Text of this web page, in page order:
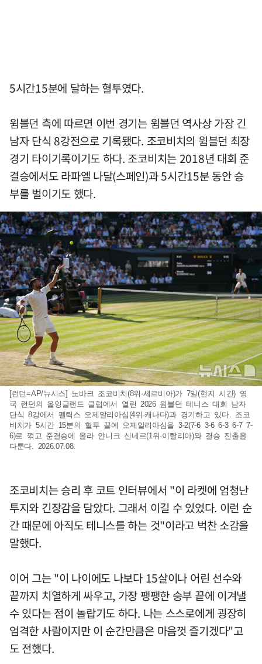
5시간15분에 달하는 혈투였다.
윔블던 측에 따르면 이번 경기는 윔블던 역사상 가장 긴
남자 단식 8강전으로 기록됐다. 조코비치의 윔블던 최장
경기 타이기록이기도 하다. 조코비치는 2018년 대회 준
결승에서도 라파엘 나달(스페인)과 5시간15분 동안 승
부를 벌이기도 했다.
[런던=AP/뉴시스] 노바크 조코비치(8위·세르비아)가 7일(현지 시간) 영
국 런던의 올잉글랜드 클럽에서 열린 2026 윔블던 테니스 대회 남자
단식 8강에서 펠릭스 오제알리아심(4위·캐나다)과 경기하고 있다. 조코
비치가 5시간 15분의 혈투 끝에 오제알리아심을 3-2(7-6 3-6 6-3 6-7 7-
6)로 꺾고 준결승에 올라 얀니크 신네르(1위·이탈리아)와 결승 진출을
다툰다. 2026.07.08.
조코비치는 승리 후 코트 인터뷰에서 "이 라켓에 엄청난
투지와 긴장감을 담았다. 그래서 이길 수 있었다. 이런 순
간 때문에 아직도 테니스를 하는 것"이라고 벅찬 소감을
말했다.
이어 그는 "이 나이에도 나보다 15살이나 어린 선수와
끝까지 치열하게 싸우고, 가장 팽팽한 승부 끝에 이겨낼
수 있다는 점이 놀랍기도 하다. 나는 스스로에게 굉장히
엄격한 사람이지만 이 순간만큼은 마음껏 즐기겠다"고
도 전했다.